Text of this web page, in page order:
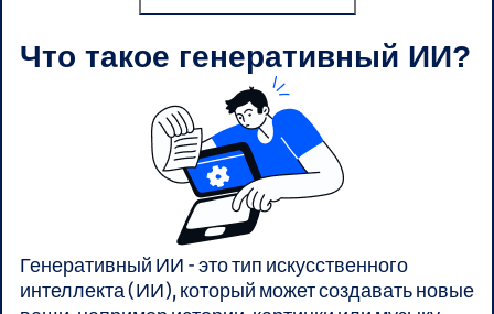
Что такое генеративный ИИ?
Генеративный ИИ - это тип искусственного
интеллекта (ИИ), который может создавать новые